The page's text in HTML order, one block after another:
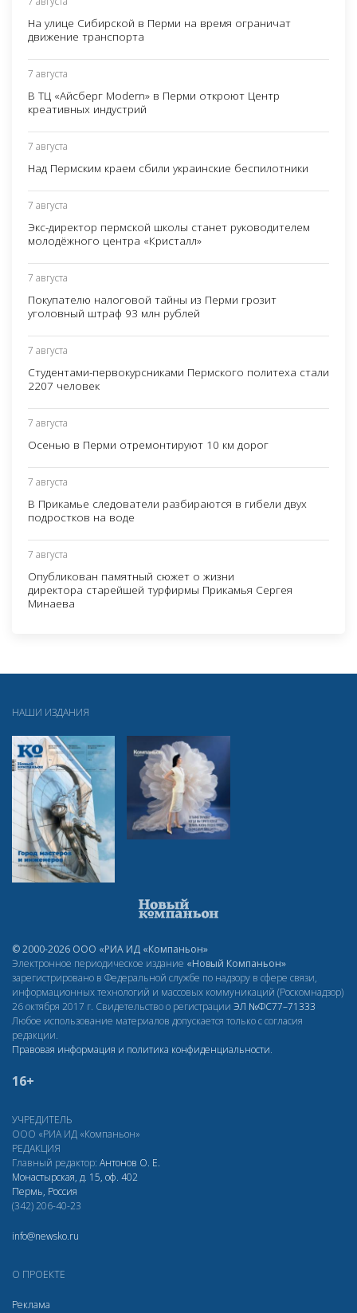
На улице Сибирской в Перми на время ограничат
движение транспорта
7 августа
В ТЦ «Айсберг Modern» в Перми откроют Центр
креативных индустрий
7 августа
Над Пермским краем сбили украинские беспилотники
7 августа
Экс-директор пермской школы станет руководителем
молодёжного центра «Кристалл»
7 августа
Покупателю налоговой тайны из Перми грозит
уголовный штраф 93 млн рублей
7 августа
Студентами-первокурсниками Пермского политеха стали
2207 человек
7 августа
Осенью в Перми отремонтируют 10 км дорог
7 августа
В Прикамье следователи разбираются в гибели двух
подростков на воде
7 августа
Опубликован памятный сюжет о жизни
директора старейшей турфирмы Прикамья Сергея
Минаева
НАШИ ИЗДАНИЯ
© 2000-2026 ООО «РИА ИД «Компаньон»
Электронное периодическое издание «Новый Компаньон»
зарегистрировано в Федеральной службе по надзору в сфере связи,
информационных технологий и массовых коммуникаций (Роскомнадзор)
26 октября 2017 г. Свидетельство о регистрации ЭЛ №ФС77–71333
Любое использование материалов допускается только с согласия
редакции.
Правовая информация и политика конфиденциальности.
16+
УЧРЕДИТЕЛЬ
ООО «РИА ИД «Компаньон»
РЕДАКЦИЯ
Главный редактор: Антонов О. Е.
Монастырская, д. 15, оф. 402
Пермь, Россия
(342) 206-40-23
info@newsko.ru
О ПРОЕКТЕ
Реклама